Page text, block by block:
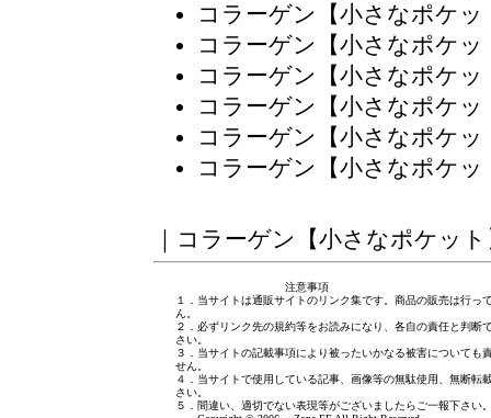
コラーゲン【小さなポケ
コラーゲン【小さなポケ
コラーゲン【小さなポケ
コラーゲン【小さなポケ
コラーゲン【小さなポケ
コラーゲン【小さなポケ
｜ コラーゲン【小さなポケット
注意事項
１．当サイトは通販サイトのリンク集です。商品の販売は行っ
ん。
２．必ずリンク先の規約等をお読みになり、各自の責任と判断
さい。
３．当サイトの記載事項により被ったいかなる被害についても
せん。
４．当サイトで使用している記事、画像等の無駄使用、無断転
さい。
５．間違い、適切でない表現等がございましたら ご一報下さい